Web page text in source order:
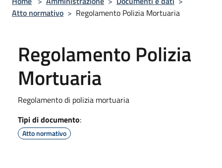
Atto normativo > Regolamento Polizia Mortuaria
Regolamento Polizia
Mortuaria
Regolamento di polizia mortuaria
Tipi di documento:
Atto normativo